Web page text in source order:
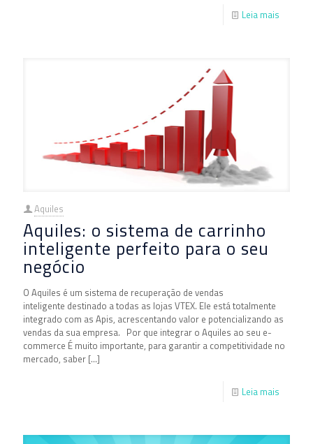
Leia mais
Aquiles
Aquiles: o sistema de carrinho
inteligente perfeito para o seu
negócio
O Aquiles é um sistema de recuperação de vendas
inteligente destinado a todas as lojas VTEX. Ele está totalmente
integrado com as Apis, acrescentando valor e potencializando as
vendas da sua empresa. Por que integrar o Aquiles ao seu e-
commerce É muito importante, para garantir a competitividade no
mercado, saber […]
Leia mais